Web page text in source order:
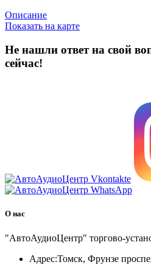
Описание
Показать на карте
Не нашли ответ на свой
сейчас!
О нас
"АвтоАудиоЦентр" торгово-
Адрес:Томск, Фрунзе